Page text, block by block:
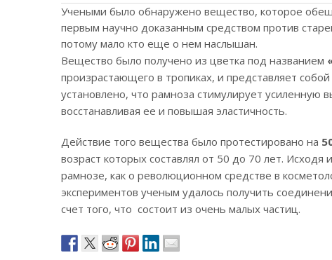
Учеными было обнаружено вещество, которое
первым научно доказанным средством против
потому мало кто еще о нем наслышан.
Вещество было получено из цветка под названием
произрастающего в тропиках, и представляет
установлено, что рамноза стимулирует усиленную
восстанавливая ее и повышая эластичность.
Действие того вещества было протестировано на
возраст которых составлял от 50 до 70 лет.
рамнозе, как о революционном средстве в
экспериментов ученым удалось получить
счет того, что состоит из очень малых частиц.